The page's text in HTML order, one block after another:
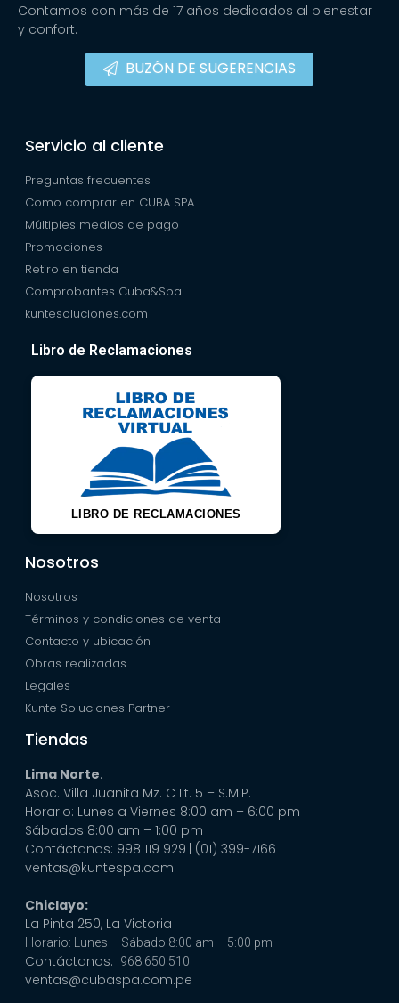
Contamos con más de 17 años dedicados al bienestar
y confort.
BUZÓN DE SUGERENCIAS
Servicio al cliente
Preguntas frecuentes
Como comprar en CUBA SPA
Múltiples medios de pago
Promociones
Retiro en tienda
Comprobantes Cuba&Spa
kuntesoluciones.com
Libro de Reclamaciones
LIBRO DE RECLAMACIONES
Nosotros
Nosotros
Términos y condiciones de venta
Contacto y ubicación
Obras realizadas
Legales
Kunte Soluciones Partner
Tiendas
Lima Norte:
Asoc. Villa Juanita Mz. C Lt. 5 – S.M.P.
Horario: Lunes a Viernes 8:00 am – 6:00 pm
Sábados 8:00 am – 1:00 pm
Contáctanos: 998 119 929 | (01) 399-7166
ventas@kuntespa.com
Chiclayo:
La Pinta 250, La Victoria
Horario: Lunes – Sábado 8:00 am – 5:00 pm
Contáctanos: 968 650 510
ventas@cubaspa.com.pe